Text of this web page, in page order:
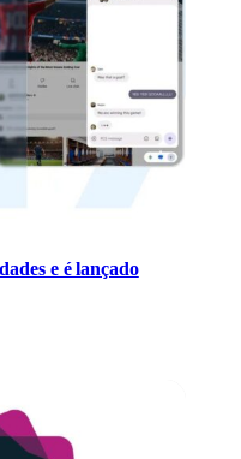
e é lançado